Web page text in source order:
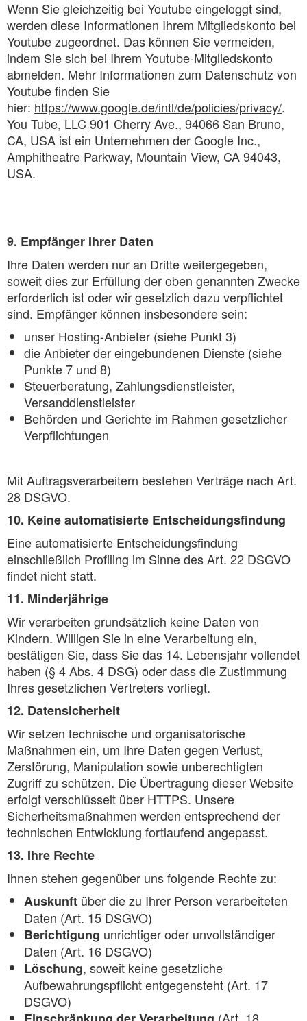
Wenn Sie gleichzeitig bei Youtube eingeloggt sind,
werden diese Informationen Ihrem Mitgliedskonto bei
Youtube zugeordnet. Das können Sie vermeiden,
indem Sie sich bei Ihrem Youtube-Mitgliedskonto
abmelden. Mehr Informationen zum Datenschutz von
Youtube finden Sie
hier: https://www.google.de/intl/de/policies/privacy/.
You Tube, LLC 901 Cherry Ave., 94066 San Bruno,
CA, USA ist ein Unternehmen der Google Inc.,
Amphitheatre Parkway, Mountain View, CA 94043,
USA.
9. Empfänger Ihrer Daten
Ihre Daten werden nur an Dritte weitergegeben,
soweit dies zur Erfüllung der oben genannten Zwecke
erforderlich ist oder wir gesetzlich dazu verpflichtet
sind. Empfänger können insbesondere sein:
unser Hosting-Anbieter (siehe Punkt 3)
die Anbieter der eingebundenen Dienste (siehe
Punkte 7 und 8)
Steuerberatung, Zahlungsdienstleister,
Versanddienstleister
Behörden und Gerichte im Rahmen gesetzlicher
Verpflichtungen
Mit Auftragsverarbeitern bestehen Verträge nach Art.
28 DSGVO.
10. Keine automatisierte Entscheidungsfindung
Eine automatisierte Entscheidungsfindung
einschließlich Profiling im Sinne des Art. 22 DSGVO
findet nicht statt.
11. Minderjährige
Wir verarbeiten grundsätzlich keine Daten von
Kindern. Willigen Sie in eine Verarbeitung ein,
bestätigen Sie, dass Sie das 14. Lebensjahr vollendet
haben (§ 4 Abs. 4 DSG) oder dass die Zustimmung
Ihres gesetzlichen Vertreters vorliegt.
12. Datensicherheit
Wir setzen technische und organisatorische
Maßnahmen ein, um Ihre Daten gegen Verlust,
Zerstörung, Manipulation sowie unberechtigten
Zugriff zu schützen. Die Übertragung dieser Website
erfolgt verschlüsselt über HTTPS. Unsere
Sicherheitsmaßnahmen werden entsprechend der
technischen Entwicklung fortlaufend angepasst.
13. Ihre Rechte
Ihnen stehen gegenüber uns folgende Rechte zu:
Auskunft über die zu Ihrer Person verarbeiteten
Daten (Art. 15 DSGVO)
Berichtigung unrichtiger oder unvollständiger
Daten (Art. 16 DSGVO)
Löschung, soweit keine gesetzliche
Aufbewahrungspflicht entgegensteht (Art. 17
DSGVO)